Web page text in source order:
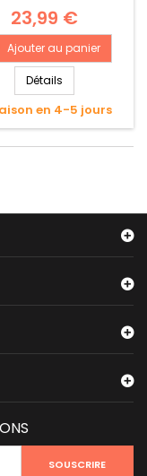
23,99 €
Ajouter au panier
Détails
en 4-5 jours
SOUSCRIRE